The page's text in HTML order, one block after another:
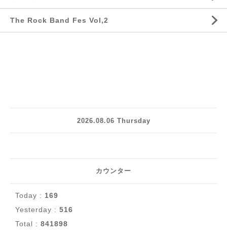
The Rock Band Fes Vol,2
2026.08.06 Thursday
カウンター
Today : 169
Yesterday : 516
Total : 841898